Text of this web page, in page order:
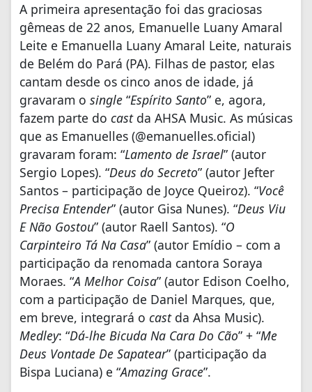
A primeira apresentação foi das graciosas
gêmeas de 22 anos, Emanuelle Luany Amaral
Leite e Emanuella Luany Amaral Leite, naturais
de Belém do Pará (PA). Filhas de pastor, elas
cantam desde os cinco anos de idade, já
gravaram o single “Espírito Santo” e, agora,
fazem parte do castda AHSA Music. As músicas
que as Emanuelles (@emanuelles.oficial)
gravaram foram: “Lamento de Israel” (autor
Sergio Lopes). “Deus do Secreto” (autor Jefter
Santos – participação de Joyce Queiroz). “Você
Precisa Entender” (autor Gisa Nunes). “Deus Viu
E Não Gostou” (autor Raell Santos). “O
Carpinteiro Tá Na Casa” (autor Emídio – com a
participação da renomada cantora Soraya
Moraes. “A Melhor Coisa” (autor Edison Coelho,
com a participação de Daniel Marques, que,
em breve, integrará o castda Ahsa Music).
Medley: “Dá-lhe Bicuda Na Cara Do Cão” + “Me
Deus Vontade De Sapatear” (participação da
Bispa Luciana) e “Amazing Grace”.